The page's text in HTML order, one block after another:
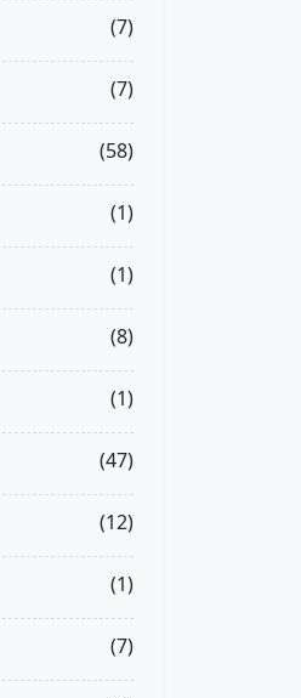
(7)
(7)
(58)
(1)
(1)
(8)
(1)
(47)
(12)
(1)
(7)